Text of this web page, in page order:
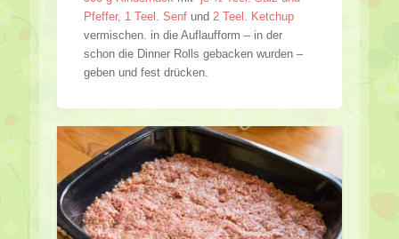
Pfeffer, 1 Teel. Senf und 2 Teel. Ketchup
vermischen. in die Auflaufform – in der
schon die Dinner Rolls gebacken wurden –
geben und fest drücken.